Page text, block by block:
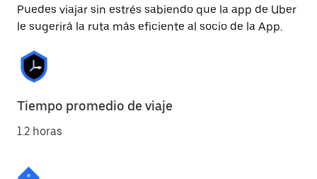
Puedes viajar sin estrés sabiendo que la app de Uber
le sugerirá la ruta más eficiente al socio de la App.
Tiempo promedio de viaje
1.2 horas